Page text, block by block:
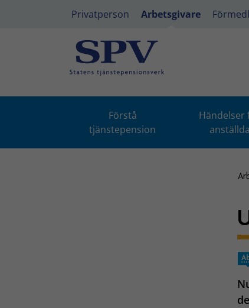
Privatperson Arbetsgivare
Förstå
tjänstepension
Händelser
anställda